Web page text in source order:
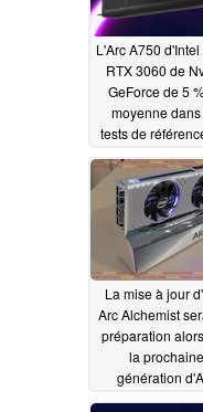
L'Arc A750 d'Intel
RTX 3060 de
GeForce de 5
moyenne
tests de
08/11/2022
La mise à jour
Arc Alchemist
préparation
la prochaine
génération